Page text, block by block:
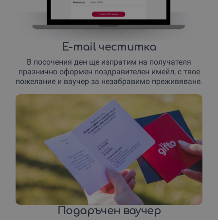
E-mail честитка
В посочения ден ще изпратим на получателя
празнично оформен поздравителен имейл, с твое
пожелание и ваучер за незабравимо преживяване.
Подаръчен ваучер